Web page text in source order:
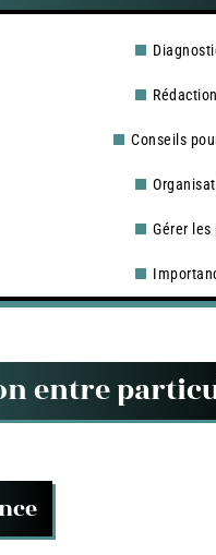
Conseils
Gérer
entre